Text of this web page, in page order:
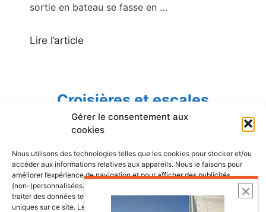
Gérer le consentement aux
cookies
Nous utilisons des technologies telles que les cookies pour stocker et/ou
accéder aux informations relatives aux appareils. Nous le faisons pour
améliorer l’expérience de navigation et pour afficher des publicités
(non-)personnalisées. Consentir à ces technologies nous autorisera à
traiter des données telles que le comportement de navigation ou les ID
uniques sur ce site. Le fait de ne pas consentir ou de retirer son
sortie en bateau se fasse en …
Lire l’article
Croisières et escales
Les plus belles escales et croisières de